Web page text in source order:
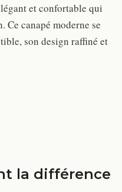
et confortable qui
canapé moderne se
son design raffiné et
la différence